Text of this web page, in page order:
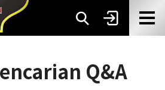
Q&A